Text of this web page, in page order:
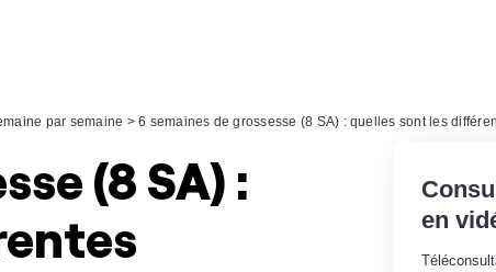
par semaine >6 semaines de grossesse (8 SA) : quelles sont les
(8 SA) :
en